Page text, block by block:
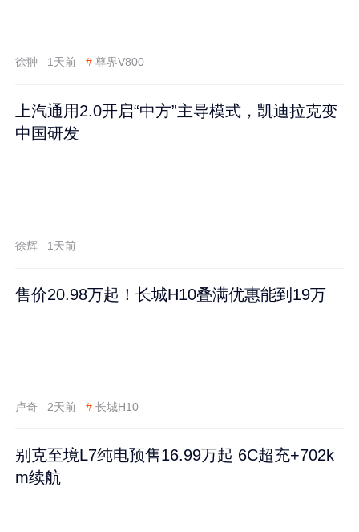
徐翀 1天前 # 尊界V800
上汽通用2.0开启“中方”主导模式，凯迪拉克变
中国研发
徐辉 1天前
售价20.98万起！长城H10叠满优惠能到19万
卢奇 2天前 # 长城H10
别克至境L7纯电预售16.99万起 6C超充+702k
m续航